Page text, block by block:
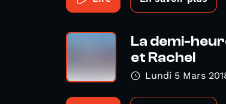
La demi-
et Rachel
Lundi 5 Mars